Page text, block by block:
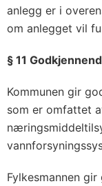
anlegg er i
om anlegget vil
§ 11
Kommunen gir
som er omfattet
Fylkesmannen